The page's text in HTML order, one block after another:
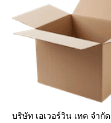
บริษัท เอเวอร์วิน เทค จํากั